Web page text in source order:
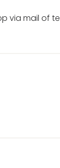
via mail of